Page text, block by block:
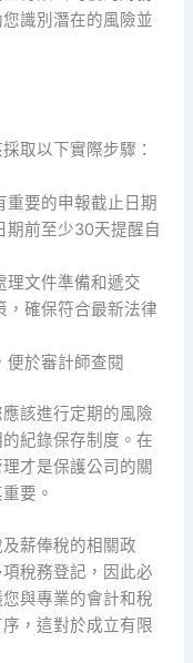
識別潛在的風險並
取以下實際步驟：
重要的申報截止日期
期前至少30天提醒自
理文件準備和遞交
，確保符合最新法律
便於審計師查閱
該進行定期的風險
紀錄保存制度。在
才是保護公司的關
要。
薪俸稅的相關政
稅務登記，因此必
與專業的會計和稅
，這對於成立有限